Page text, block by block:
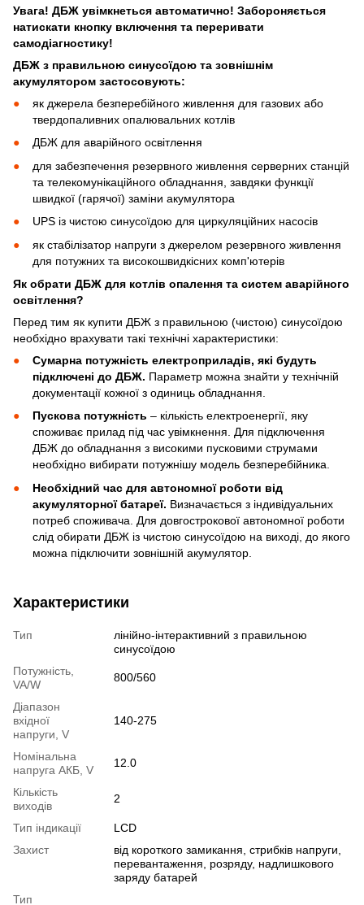
Увага! ДБЖ увімкнеться автоматично! Забороняється
натискати кнопку включення та переривати
самодіагностику!
ДБЖ з правильною синусоїдою та зовнішнім
акумулятором застосовують:
як джерела безперебійного живлення для газових або
твердопаливних опалювальних котлів
ДБЖ для аварійного освітлення
для забезпечення резервного живлення серверних станцій
та телекомунікаційного обладнання, завдяки функції
швидкої (гарячої) заміни акумулятора
UPS із чистою синусоїдою для циркуляційних насосів
як стабілізатор напруги з джерелом резервного живлення
для потужних та високошвидкісних комп'ютерів
Як обрати ДБЖ для котлів опалення та систем аварійного
освітлення?
Перед тим як купити ДБЖ з правильною (чистою) синусоїдою
необхідно врахувати такі технічні характеристики:
Сумарна потужність електроприладів, які будуть
підключені до ДБЖ. Параметр можна знайти у технічній
документації кожної з одиниць обладнання.
Пускова потужність – кількість електроенергії, яку
споживає прилад під час увімкнення. Для підключення
ДБЖ до обладнання з високими пусковими струмами
необхідно вибирати потужнішу модель безперебійника.
Необхідний час для автономної роботи від
акумуляторної батареї. Визначається з індивідуальних
потреб споживача. Для довгострокової автономної роботи
слід обирати ДБЖ із чистою синусоїдою на виході, до якого
можна підключити зовнішній акумулятор.
Характеристики
Тип
лінійно-інтерактивний з правильною
синусоїдою
Потужність,
VA/W
800/560
Діапазон
вхідної
напруги, V
140-275
Номінальна
напруга АКБ, V
12.0
Кількість
виходів
2
Тип індикації
LCD
Захист
від короткого замикання, стрибків напруги,
перевантаження, розряду, надлишкового
заряду батарей
Тип